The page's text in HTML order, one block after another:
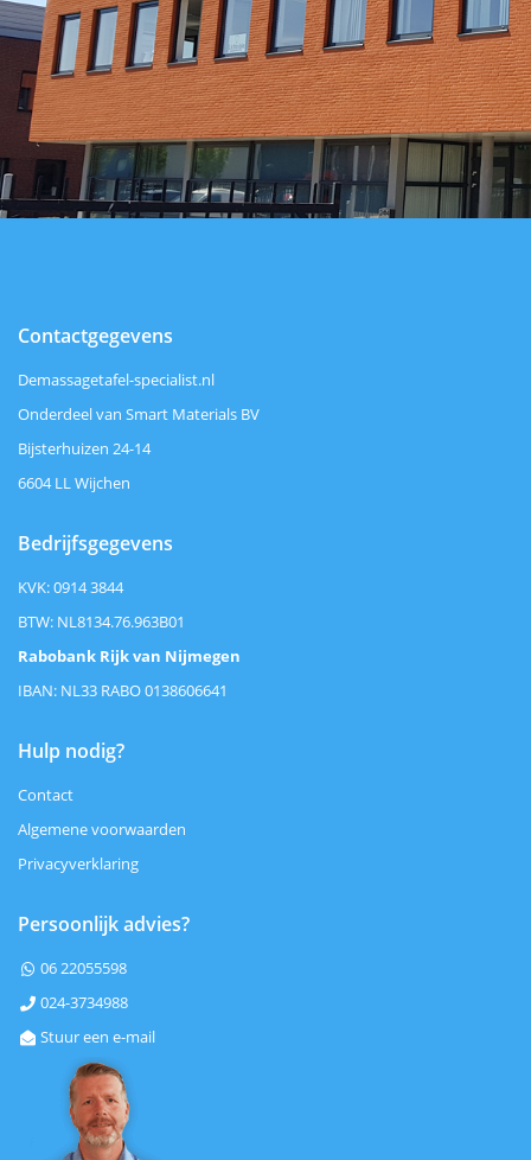
Contactgegevens
Demassagetafel-specialist.nl
Onderdeel van Smart Materials BV
Bijsterhuizen 24-14
6604 LL Wijchen
Bedrijfsgegevens
KVK: 0914 3844
BTW: NL8134.76.963B01
Rabobank Rijk van Nijmegen
IBAN: NL33 RABO 0138606641
Hulp nodig?
Contact
Algemene voorwaarden
Privacyverklaring
Persoonlijk advies?
 06 22055598
 024-3734988
 Stuur een e-mail